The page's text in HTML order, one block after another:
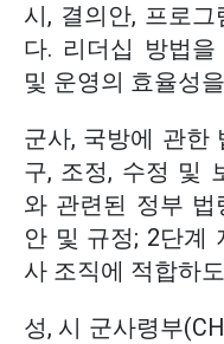
시, 결의안, 프로
다. 리더십 방법
및 운영의 효율성
군사, 국방에 관한
구, 조정, 수정 및
와 관련된 정부 법
안 및 규정; 2단계
사 조직에 적합하
성, 시 군사령부